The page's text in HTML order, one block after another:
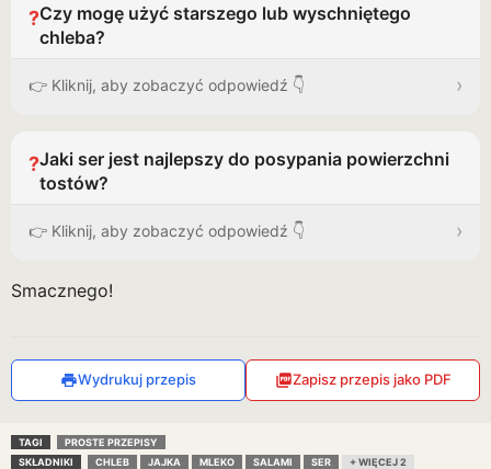
?Czy mogę użyć starszego lub wyschniętego
chleba?
👉 Kliknij, aby zobaczyć odpowiedź 👇 ›
?Jaki ser jest najlepszy do posypania powierzchni
tostów?
👉 Kliknij, aby zobaczyć odpowiedź 👇 ›
Smacznego!
Wydrukuj przepis Zapisz przepis jako PDF
TAGI
PROSTE PRZEPISY
SKŁADNIKI
CHLEB JAJKA MLEKO SALAMI SER + WIĘCEJ 2